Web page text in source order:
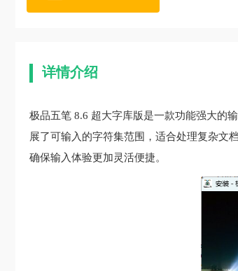
详情介绍
极品五笔 8.6 超大字库版是一款功能强大的
展了可输入的字符集范围，适合处理复杂文
确保输入体验更加灵活便捷。